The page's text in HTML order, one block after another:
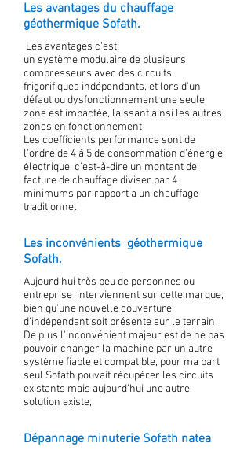
Les avantages du chauffage
géothermique Sofath.
Les avantages c'est:
un système modulaire de plusieurs
compresseurs avec des circuits
frigorifiques indépendants, et lors d'un
défaut ou dysfonctionnement une seule
zone est impactée, laissant ainsi les autres
zones en fonctionnement
Les coefficients performance sont de
l'ordre de 4 à 5 de consommation d'énergie
électrique, c'est-à-dire un montant de
facture de chauffage diviser par 4
minimums par rapport a un chauffage
traditionnel,
Les inconvénients géothermique
Sofath.
Aujourd'hui très peu de personnes ou
entreprise interviennent sur cette marque,
bien qu'une nouvelle couverture
d'indépendant soit présente sur le terrain.
De plus l'inconvénient majeur est de ne pas
pouvoir changer la machine par un autre
système fiable et compatible, pour ma part
seul Sofath pouvait récupérer les circuits
existants mais aujourd'hui une autre
solution existe,
Dépannage minuterie Sofath natea